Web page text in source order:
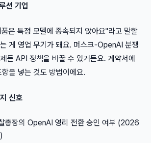
션 기업
은 특정 모델에 종속되지 않아요"라고 말할
게 영업 무기가 돼요. 머스크-OpenAI 분쟁
든 API 정책을 바꿀 수 있거든요. 계약서에
을 넣는 것도 방법이에요.
신호
총장의 OpenAI 영리 전환 승인 여부 (2026